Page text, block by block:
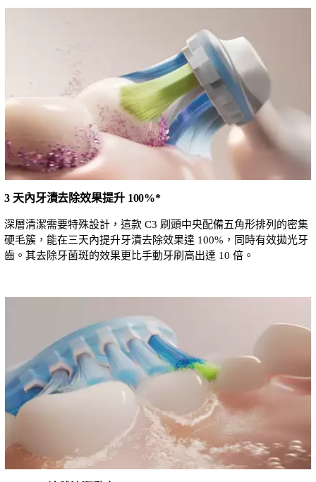
3 天內牙漬去除效果提升 100%*
深層清潔需要特殊設計，這款 C3 刷頭中央配備五角形排列的密集
硬毛簇，能在三天內提升牙漬去除效果達 100%，同時有效拋光牙
齒。其去除牙菌斑的效果更比手動牙刷高出達 10 倍。